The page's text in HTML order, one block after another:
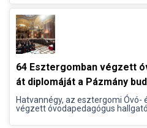
64 Esztergomban végzett
át diplomáját a Pázmány
Hatvannégy, az esztergomi Óvó-
végzett óvodapedagógus